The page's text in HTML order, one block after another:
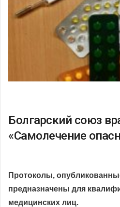
Болгарский союз
«Самолечение
Протоколы,
предназначены для
медицинских лиц.